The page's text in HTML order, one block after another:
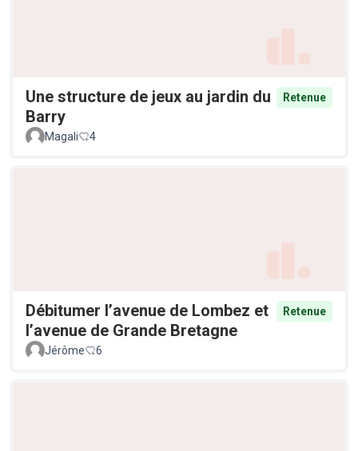
Une structure de jeux au jardin du
Barry
Retenue
Magali 4
Débitumer l’avenue de Lombez et
l’avenue de Grande Bretagne
Retenue
Jérôme 6